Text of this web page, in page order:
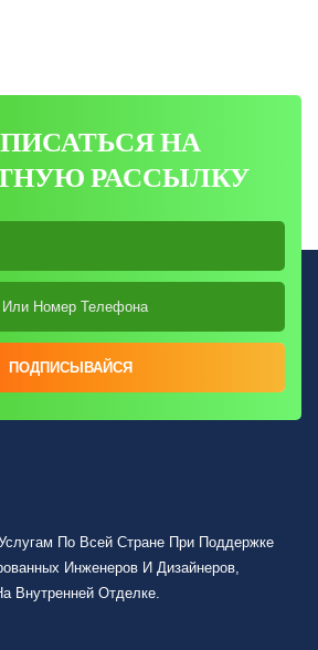
НА
РАССЫЛКУ
ПОДПИСЫВАЙСЯ
По Всей Стране При Поддержке
Инженеров И Дизайнеров,
Внутренней Отделке.